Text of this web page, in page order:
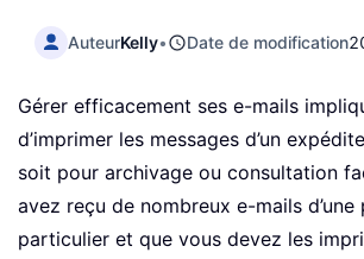
AuteurKelly• Date de modification
Gérer efficacement ses e-mails
d’imprimer les messages d’un
soit pour archivage ou consultation
avez reçu de nombreux e-mails d’une
particulier et que vous devez les